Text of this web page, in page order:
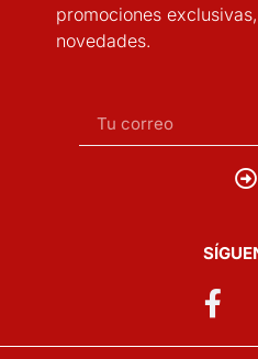
promociones
novedades.